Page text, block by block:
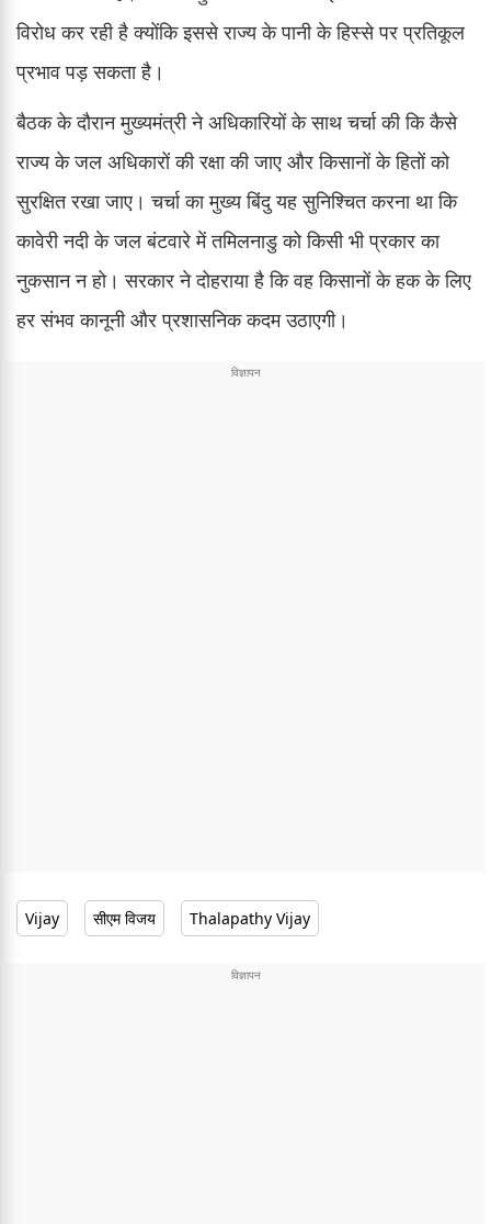
विरोध कर रही है क्योंकि इससे राज्य के पानी के हिस्से पर प्रतिकूल
प्रभाव पड़ सकता है।
बैठक के दौरान मुख्यमंत्री ने अधिकारियों के साथ चर्चा की कि कैसे
राज्य के जल अधिकारों की रक्षा की जाए और किसानों के हितों को
सुरक्षित रखा जाए। चर्चा का मुख्य बिंदु यह सुनिश्चित करना था कि
कावेरी नदी के जल बंटवारे में तमिलनाडु को किसी भी प्रकार का
नुकसान न हो। सरकार ने दोहराया है कि वह किसानों के हक के लिए
हर संभव कानूनी और प्रशासनिक कदम उठाएगी।
Vijay सीएम विजय Thalapathy Vijay